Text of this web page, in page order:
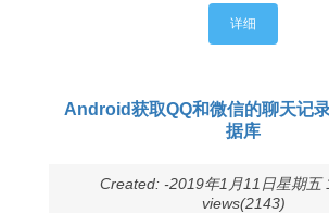
详细
Android获取QQ和微信的聊天记
据库
Created: -2019年1月11日星期五
views(2143)